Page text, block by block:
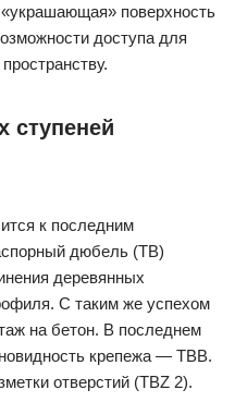
поверхность
доступа для
ступеней
к последним
дюбель (TB)
деревянных
С таким же успехом
на бетон. В последнем
крепежа — TBB.
отверстий (TBZ 2).